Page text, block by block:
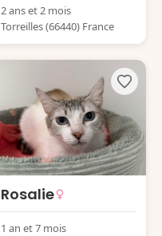
2 ans et 2 mois
Torreilles (66440) France
Rosalie
1 an et 7 mois